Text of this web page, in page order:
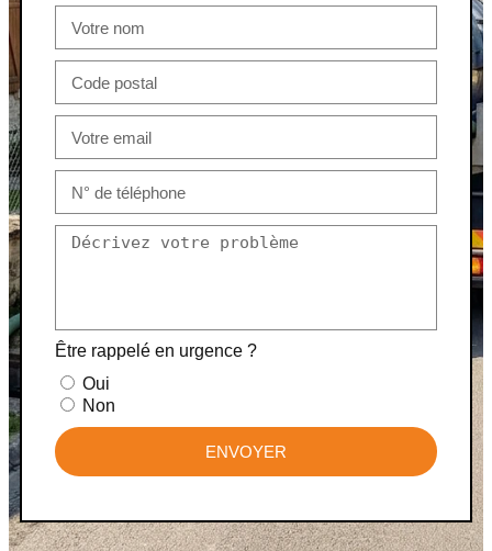
Être rappelé en urgence ?
Oui
Non
ENVOYER